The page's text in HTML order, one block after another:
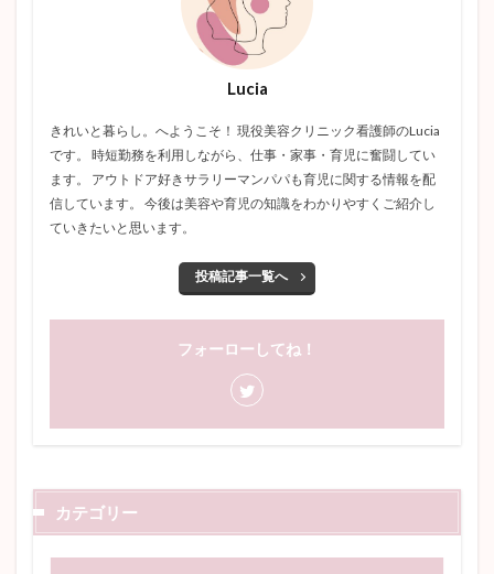
Lucia
きれいと暮らし。へようこそ！ 現役美容クリニック看護師のLucia
です。 時短勤務を利用しながら、仕事・家事・育児に奮闘してい
ます。 アウトドア好きサラリーマンパパも育児に関する情報を配
信しています。 今後は美容や育児の知識をわかりやすくご紹介し
ていきたいと思います。
投稿記事一覧へ
フォーローしてね！
カテゴリー